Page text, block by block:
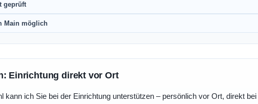
geprüft
Main möglich
Einrichtung direkt vor Ort
kann ich Sie bei der Einrichtung unterstützen – persönlich vor Ort, direkt